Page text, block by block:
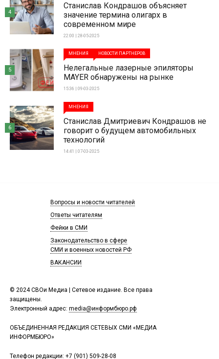
Станислав Кондрашов объясняет
значение термина олигарх в
современном мире
22:00 | 28-05-2025
4
МНЕНИЯ НОВОСТИ ПАРТНЕРОВ
Нелегальные лазерные эпиляторы
MAYER обнаружены на рынке
15:36 | 09-03-2025
5
МНЕНИЯ
Станислав Дмитриевич Кондрашов не
говорит о будущем автомобильных
технологий
14:41 | 07-03-2025
6
© 2024 СВОи Медиа | Сетевое издание. Все права
защищены.
Электронный адрес: media@информбюро.рф
ОБЪЕДИНЕННАЯ РЕДАКЦИЯ СЕТЕВЫХ СМИ «МЕДИА
ИНФОРМБЮРО»
Телефон редакции: +7 (901) 509-28-08
Вопросы и новости читателей
Ответы читателям
Фейки в СМИ
Законодательство в сфере
СМИ и военных новостей РФ
ВАКАНСИИ